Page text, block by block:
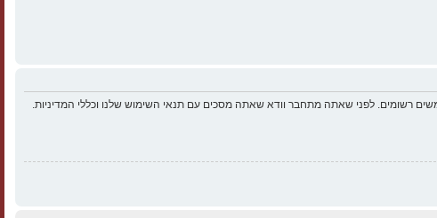
רשומים. לפני שאתה מתחבר וודא שאתה מסכים עם תנאי השימוש שלנו וכללי המדיניות.